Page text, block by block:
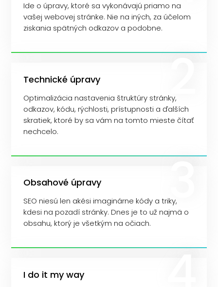
Ide o úpravy, ktoré sa vykonávajú priamo na
vašej webovej stránke. Nie na iných, za účelom
ziskania spätných odkazov a podobne.
Technické úpravy
Optimalizácia nastavenia štruktúry stránky,
odkazov, kódu, rýchlosti, prístupnosti a ďalších
skratiek, ktoré by sa vám na tomto mieste čítať
nechcelo.
Obsahové úpravy
SEO niesú len akési imaginárne kódy a triky,
kdesi na pozadí stránky. Dnes je to už najmä o
obsahu, ktorý je všetkým na očiach.
I do it my way